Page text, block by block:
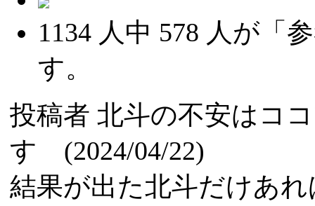
1134 人中 578 人が「
す。
投稿者 北斗の不安はコ
す (2024/04/22)
結果が出た北斗だけあれ